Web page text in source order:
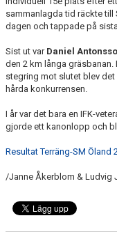
sammanlagda tid räckte till
dagen och tappade på
Sist ut var Daniel
den 2 km långa
stegring mot slutet blev
hårda konkurrensen.
I år var det bara en IFK-
gjorde ett kanonlopp och
Resultat Terräng-SM Öland
/Janne Åkerblom & Ludvig